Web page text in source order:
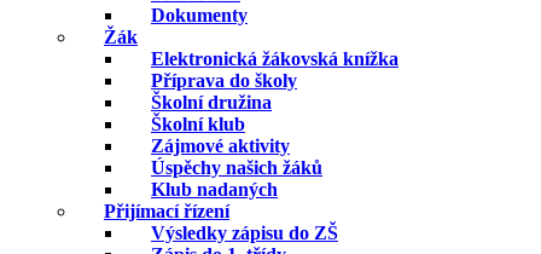
Dokumenty
Žák
Elektronická žákovská knížka
Příprava do školy
Školní družina
Školní klub
Zájmové aktivity
Úspěchy našich žáků
Klub nadaných
Přijímací řízení
Výsledky zápisu do ZŠ